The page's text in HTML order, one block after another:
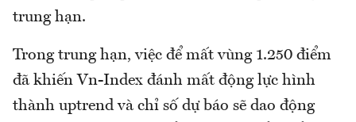
trung hạn.
Trong trung hạn, việc để mất vùng 1.250 điểm
đã khiến Vn-Index đánh mất động lực hình
thành uptrend và chỉ số dự báo sẽ dao động